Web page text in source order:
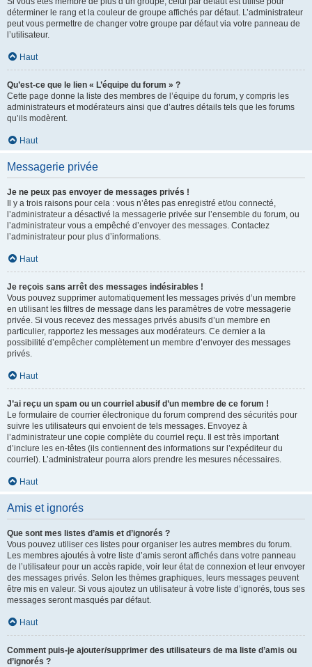
déterminer le rang et la couleur de groupe affichés par défaut. L’administrateur
peut vous permettre de changer votre groupe par défaut via votre panneau de
l’utilisateur.
Haut
Qu’est-ce que le lien « L’équipe du forum » ?
Cette page donne la liste des membres de l’équipe du forum, y compris les
administrateurs et modérateurs ainsi que d’autres détails tels que les forums
qu’ils modèrent.
Haut
Messagerie privée
Je ne peux pas envoyer de messages privés !
Il y a trois raisons pour cela : vous n’êtes pas enregistré et/ou connecté,
l’administrateur a désactivé la messagerie privée sur l’ensemble du forum, ou
l’administrateur vous a empêché d’envoyer des messages. Contactez
l’administrateur pour plus d’informations.
Haut
Je reçois sans arrêt des messages indésirables !
Vous pouvez supprimer automatiquement les messages privés d’un membre
en utilisant les filtres de message dans les paramètres de votre messagerie
privée. Si vous recevez des messages privés abusifs d’un membre en
particulier, rapportez les messages aux modérateurs. Ce dernier a la
possibilité d’empêcher complètement un membre d’envoyer des messages
privés.
Haut
J’ai reçu un spam ou un courriel abusif d’un membre de ce forum !
Le formulaire de courrier électronique du forum comprend des sécurités pour
suivre les utilisateurs qui envoient de tels messages. Envoyez à
l’administrateur une copie complète du courriel reçu. Il est très important
d’inclure les en-têtes (ils contiennent des informations sur l’expéditeur du
courriel). L’administrateur pourra alors prendre les mesures nécessaires.
Haut
Amis et ignorés
Que sont mes listes d’amis et d’ignorés ?
Vous pouvez utiliser ces listes pour organiser les autres membres du forum.
Les membres ajoutés à votre liste d’amis seront affichés dans votre panneau
de l’utilisateur pour un accès rapide, voir leur état de connexion et leur envoyer
des messages privés. Selon les thèmes graphiques, leurs messages peuvent
être mis en valeur. Si vous ajoutez un utilisateur à votre liste d’ignorés, tous ses
messages seront masqués par défaut.
Haut
Comment puis-je ajouter/supprimer des utilisateurs de ma liste d’amis ou
d’ignorés ?